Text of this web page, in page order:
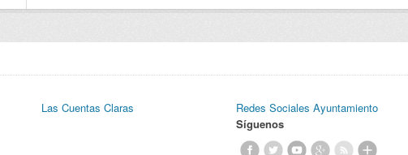
Las Cuentas Claras
Redes Sociales Ayuntamiento
Síguenos